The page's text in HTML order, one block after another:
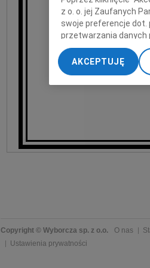
Copyright © Wyborcza sp. z o.o. O nas
Ustawienia prywatności
z o. o. jej Zaufanych
swoje preferencje dot.
przetwarzania danych
„Ustawienia
My, nasi Zaufani
dokładnych danych
Przechowywanie
treści, badnie
AKCEPTUJĘ